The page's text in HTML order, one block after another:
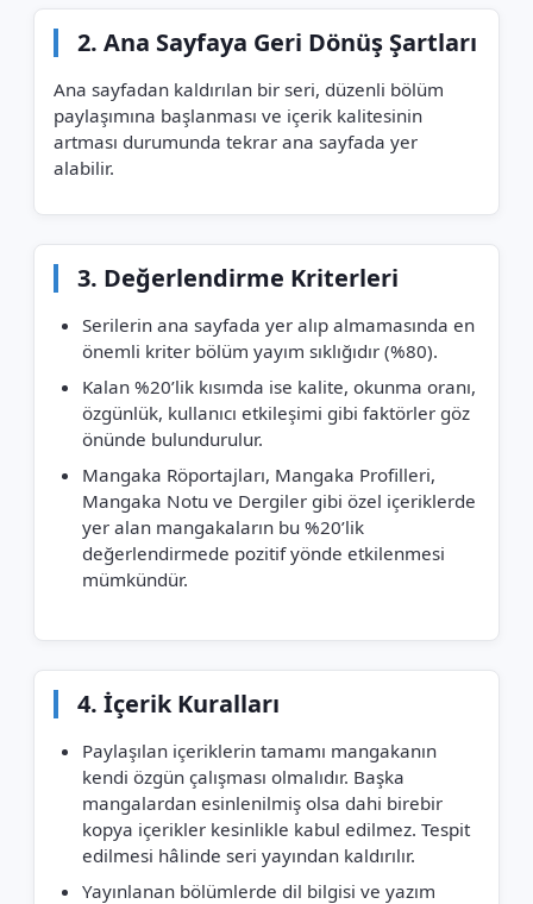
2. Ana Sayfaya Geri Dönüş Şartları
Ana sayfadan kaldırılan bir seri, düzenli bölüm
paylaşımına başlanması ve içerik kalitesinin
artması durumunda tekrar ana sayfada yer
alabilir.
3. Değerlendirme Kriterleri
Serilerin ana sayfada yer alıp almamasında en
önemli kriter bölüm yayım sıklığıdır (%80).
Kalan %20’lik kısımda ise kalite, okunma oranı,
özgünlük, kullanıcı etkileşimi gibi faktörler göz
önünde bulundurulur.
Mangaka Röportajları, Mangaka Profilleri,
Mangaka Notu ve Dergiler gibi özel içeriklerde
yer alan mangakaların bu %20’lik
değerlendirmede pozitif yönde etkilenmesi
mümkündür.
4. İçerik Kuralları
Paylaşılan içeriklerin tamamı mangakanın
kendi özgün çalışması olmalıdır. Başka
mangalardan esinlenilmiş olsa dahi birebir
kopya içerikler kesinlikle kabul edilmez. Tespit
edilmesi hâlinde seri yayından kaldırılır.
Yayınlanan bölümlerde dil bilgisi ve yazım